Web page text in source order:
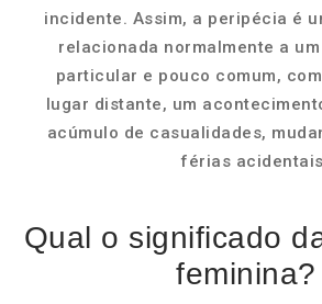
incidente. Assim, a peripécia é
relacionada normalmente a
particular e pouco comum,
lugar distante, um
acúmulo de casualidades,
férias
Qual o significado
feminina?